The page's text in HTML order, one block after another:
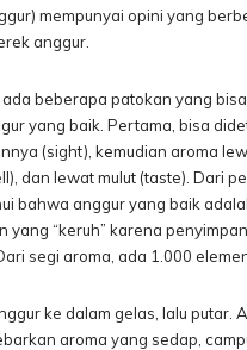
mempunyai opini yang
anggur.
beberapa patokan yang
yang baik. Pertama, bisa
(sight), kemudian aroma
dan lewat mulut (taste). Dari
bahwa anggur yang baik
yang “keruh” karena
segi aroma, ada 1.000
ke dalam gelas, lalu putar.
aroma yang sedap,